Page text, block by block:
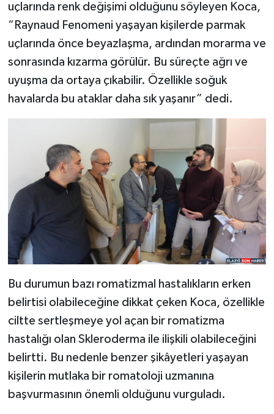
uçlarında renk değişimi olduğunu söyleyen Koca,
“Raynaud Fenomeni yaşayan kişilerde parmak
uçlarında önce beyazlaşma, ardından morarma ve
sonrasında kızarma görülür. Bu süreçte ağrı ve
uyuşma da ortaya çıkabilir. Özellikle soğuk
havalarda bu ataklar daha sık yaşanır” dedi.
Bu durumun bazı romatizmal hastalıkların erken
belirtisi olabileceğine dikkat çeken Koca, özellikle
ciltte sertleşmeye yol açan bir romatizma
hastalığı olan Skleroderma ile ilişkili olabileceğini
belirtti. Bu nedenle benzer şikâyetleri yaşayan
kişilerin mutlaka bir romatoloji uzmanına
başvurmasının önemli olduğunu vurguladı.